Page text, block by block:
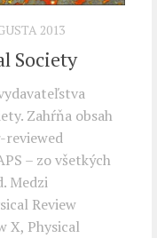
2013
Society
Zahŕňa obsah
reviewed
– zo všetkých
Medzi
Review
X, Physical